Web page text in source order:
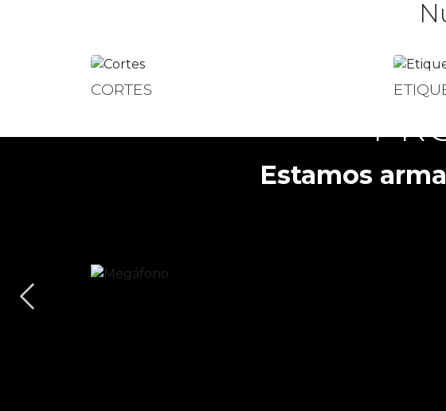
CORTES
Nuevos
Anterior